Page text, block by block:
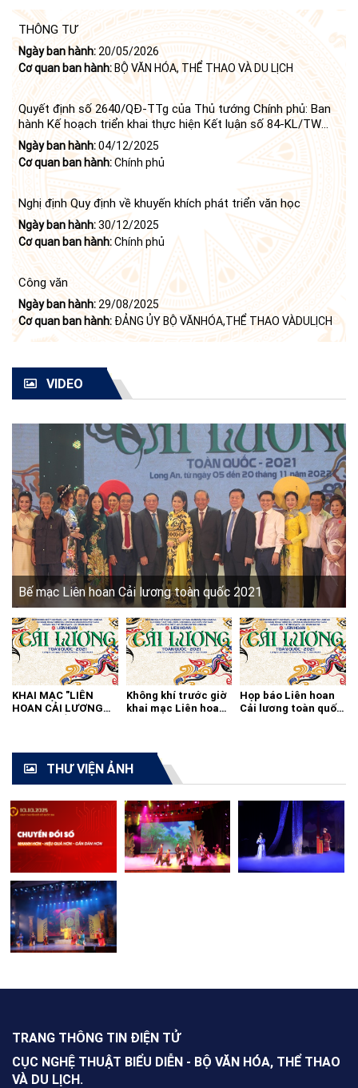
THÔNG TƯ
Ngày ban hành: 20/05/2026
Cơ quan ban hành:BỘ VĂN HÓA, THỂ THAO VÀ DU LỊCH
Quyết định số 2640/QĐ-TTg của Thủ tướng Chính phủ: Ban
hành Kế hoạch triển khai thực hiện Kết luận số 84-KL/TW
ngày 21 tháng 6 năm 2024 của Bộ Chính trị tiếp tục thực
hiện Nghị quyết số 23-NQ/TW ngày 16 tháng 6 năm 2008
của Bộ Chính trị (khóa X) về "tiếp tục xây dựng và phát triển
văn học, nghệ thuật trong thời kỳ mới"
Ngày ban hành:04/12/2025
Cơ quan ban hành:Chính phủ
Nghị định Quy định về khuyến khích phát triển văn học
Ngày ban hành:30/12/2025
Cơ quan ban hành:Chính phủ
Công văn
Ngày ban hành: 29/08/2025
Cơ quan ban hành: ĐẢNG ỦY BỘ VĂNHÓA,THỂ THAO VÀDULỊCH
VIDEO
Bế mạc Liên hoan Cải lương toàn quốc 2021
KHAI MẠC "LIÊN
HOAN CẢI LƯƠNG
Không khí trước giờ
khai mạc Liên hoan
Họp báo Liên hoan
Cải lương toàn quốc
THƯ VIỆN ẢNH
TRANG THÔNG TIN ĐIỆN TỬ
CỤC NGHỆ THUẬT BIỂU DIỄN - BỘ VĂN HÓA, THỂ THAO
VÀ DU LỊCH.